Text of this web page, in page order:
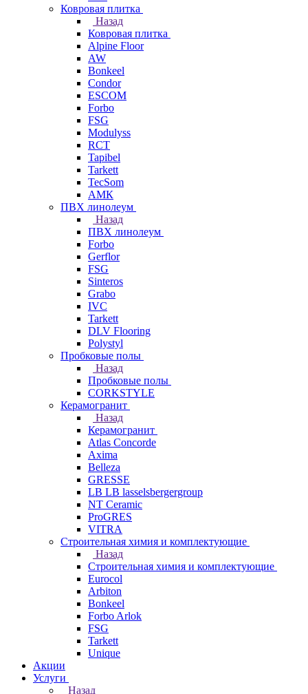
Ковровая плитка
Назад
Ковровая плитка
Alpine Floor
AW
Bonkeel
Condor
ESCOM
Forbo
FSG
Modulyss
RCT
Tapibel
Tarkett
TecSom
АМК
ПВХ линолеум
Назад
ПВХ линолеум
Forbo
Gerflor
FSG
Sinteros
Grabo
IVC
Tarkett
DLV Flooring
Polystyl
Пробковые полы
Назад
Пробковые полы
CORKSTYLE
Керамогранит
Назад
Керамогранит
Atlas Concorde
Axima
Belleza
GRESSE
LB LB lasselsbergergroup
NT Ceramic
ProGRES
VITRA
Строительная химия и комплектующие
Назад
Строительная химия и комплектующие
Eurocol
Arbiton
Bonkeel
Forbo Arlok
FSG
Tarkett
Unique
Акции
Услуги
Назад